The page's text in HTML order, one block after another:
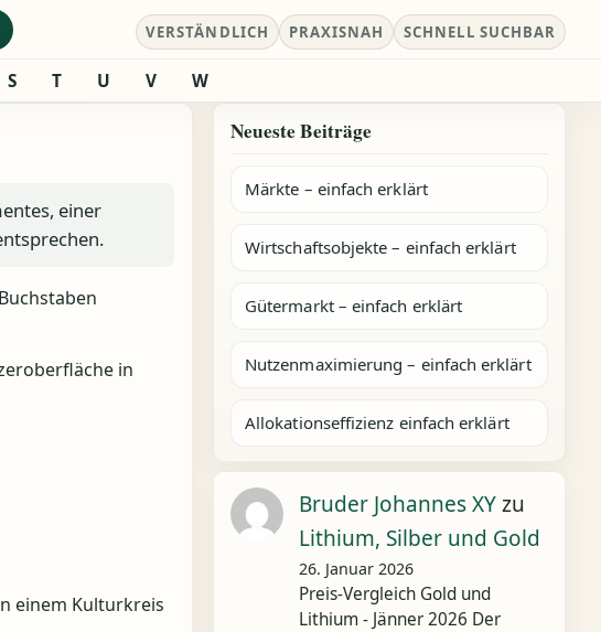
VERSTÄNDLICH PRAXISNAH SCHNELL SUCHBAR
S T U V W
einer
in
einem Kulturkreis
Neueste Beiträge
Märkte – einfach erklärt
Wirtschaftsobjekte – einfach erklärt
Gütermarkt – einfach erklärt
Nutzenmaximierung – einfach erklärt
Allokationseffizienz einfach erklärt
Bruder Johannes XYzu
Lithium, Silber und Gold
26. Januar 2026
Preis-Vergleich Gold und
Lithium - Jänner 2026 Der